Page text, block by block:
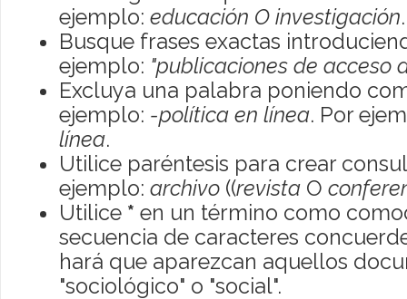
ejemplo: educación O investigación.
Busque frases exactas
ejemplo: "publicaciones de acceso
Excluya una palabra poniendo
ejemplo: -política en línea. Por
línea.
Utilice paréntesis para crear
ejemplo: archivo((revistaO
Utilice * en un término como
secuencia de caracteres
hará que aparezcan aquellos
"sociológico" o "social".